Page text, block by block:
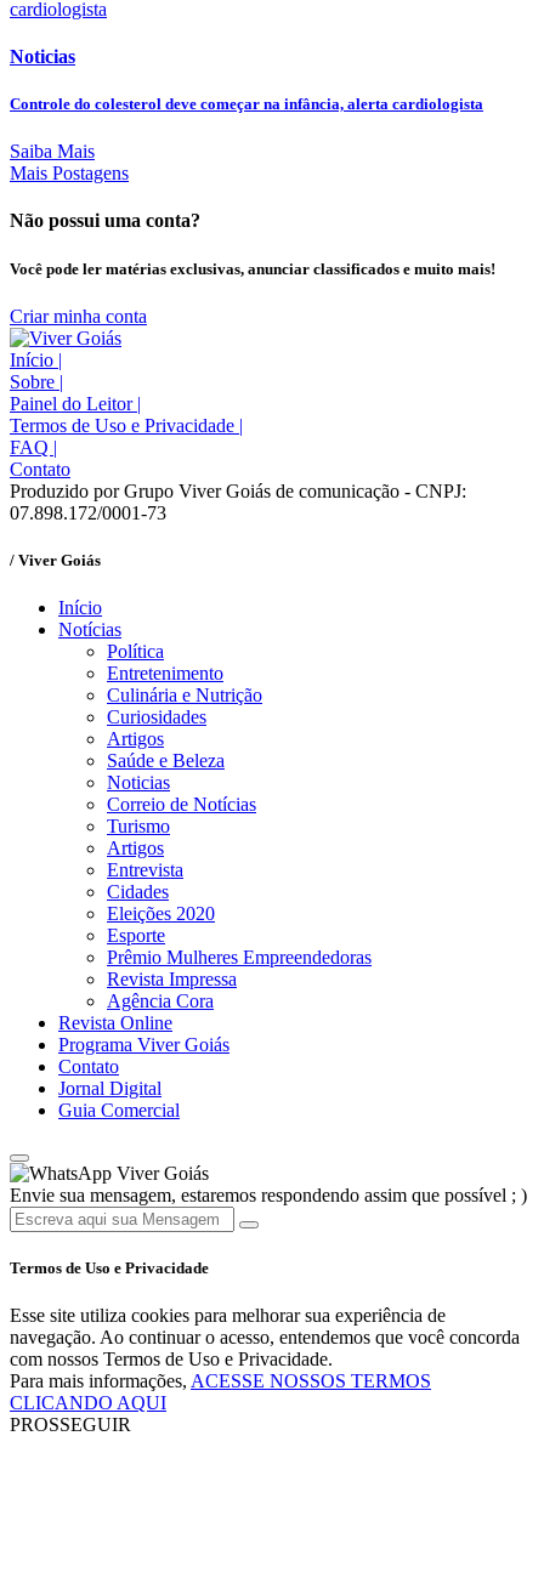
Noticias
Controle do colesterol deve começar na infância, alerta cardiologista
Saiba Mais
Mais Postagens
Não possui uma conta?
Você pode ler matérias exclusivas, anunciar classificados e muito mais!
Criar minha conta
Início |
Sobre |
Painel do Leitor |
Termos de Uso e Privacidade |
FAQ |
Contato
Produzido por Grupo Viver Goiás de comunicação - CNPJ:
07.898.172/0001-73
/ Viver Goiás
Início
Notícias
Política
Entretenimento
Culinária e Nutrição
Curiosidades
Artigos
Saúde e Beleza
Noticias
Correio de Notícias
Turismo
Artigos
Entrevista
Cidades
Eleições 2020
Esporte
Prêmio Mulheres Empreendedoras
Revista Impressa
Agência Cora
Revista Online
Programa Viver Goiás
Contato
Jornal Digital
Guia Comercial
Viver Goiás
Envie sua mensagem, estaremos respondendo assim que possível ; )
Termos de Uso e Privacidade
Esse site utiliza cookies para melhorar sua experiência de
navegação. Ao continuar o acesso, entendemos que você concorda
com nossos Termos de Uso e Privacidade.
Para mais informações, ACESSE NOSSOS TERMOS
CLICANDO AQUI
PROSSEGUIR